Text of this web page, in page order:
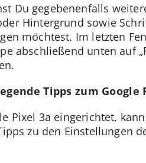
Du gegebenenfalls
Hintergrund sowie
möchtest. Im letzten
abschließend unten auf
Tipps zum Google
Pixel 3a eingerichtet,
zu den Einstellungen